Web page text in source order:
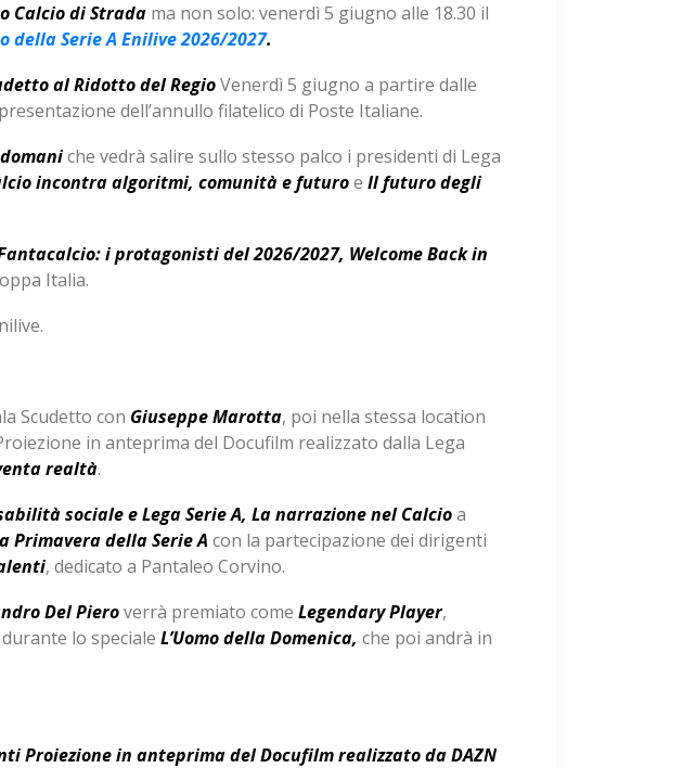
Calcio di Strada ma non solo: venerdì 5 giugno alle 18.30 il
della Serie A Enilive 2026/2027.
al Ridotto del RegioVenerdì 5 giugno a partire dalle
dell’annullo filatelico di Poste Italiane.
che vedrà salire sullo stesso palco i presidenti di Lega
incontra algoritmi, comunità e futuroe Il futuro degli
i protagonisti del 2026/2027, Welcome Back in
Italia.
Scudetto con Giuseppe Marotta, poi nella stessa location
in anteprima del Docufilm realizzato dalla Lega
realtà.
sociale e Lega Serie A, La narrazione nel Calcioa
Primavera della Serie A con la partecipazione dei dirigenti
, dedicato a Pantaleo Corvino.
Del Pieroverrà premiato come Legendary Player,
durante lo speciale L’Uomo della Domenica, che poi andrà in
Proiezione in anteprima del Docufilm realizzato da DAZN